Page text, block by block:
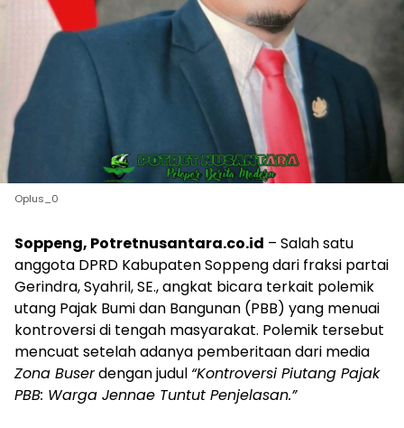
Oplus_0
Soppeng, Potretnusantara.co.id – Salah satu
anggota DPRD Kabupaten Soppeng dari fraksi partai
Gerindra, Syahril, SE., angkat bicara terkait polemik
utang Pajak Bumi dan Bangunan (PBB) yang menuai
kontroversi di tengah masyarakat. Polemik tersebut
mencuat setelah adanya pemberitaan dari media
Zona Buserdengan judul “Kontroversi Piutang Pajak
PBB: Warga Jennae Tuntut Penjelasan.”